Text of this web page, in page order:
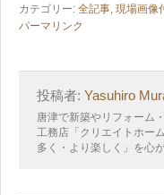
カテゴリー: 全記事, 現場画像
パーマリンク
投稿者: Yasuhiro
唐津で新築やリフォーム
工務店「クリエイトホー
多く・より楽しく」を心